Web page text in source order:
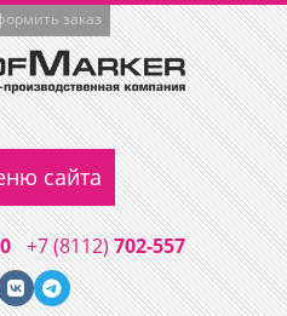
заказ
сайта
+7 (8112)702-557